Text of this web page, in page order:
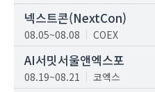
넥스트콘(NextCon)
08.05~08.08 COEX
AI서밋서울앤엑스포
08.19~08.21 코엑스